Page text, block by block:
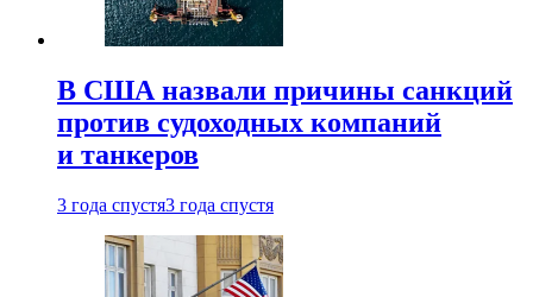
В США назвали причины санкций
против судоходных компаний
и танкеров
3 года спустя3 года спустя